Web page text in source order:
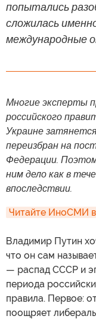
попытались
сложилась
международные
Многие эксперты
российского
Украине
переизбран на
Федерации.
ним дело как в
впоследствии.
Читайте ИноСМИ
Владимир Путин
что он сам
— распад СССР и
периода
правила. Первое:
поощряет